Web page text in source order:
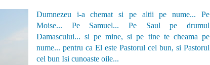
Dumnezeu i-a chemat si pe altii pe nume... Pe
Moise... Pe Samuel... Pe Saul pe drumul
Damascului... si pe mine, si pe tine te cheama pe
nume... pentru ca El este Pastorul cel bun, si Pastorul
cel bun Isi cunoaste oile...